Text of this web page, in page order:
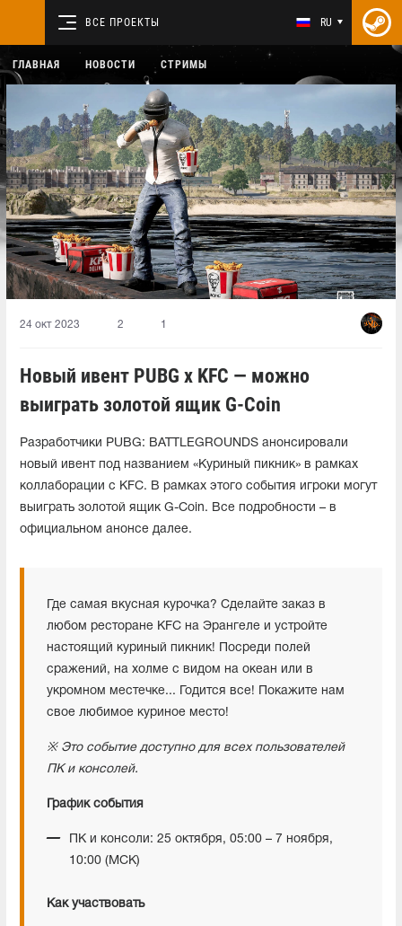
ВСЕ ПРОЕКТЫ RU
ГЛАВНАЯ НОВОСТИ СТРИМЫ
24 окт 2023 2 1
Новый ивент PUBG x KFC — можно
выиграть золотой ящик G-Coin
Разработчики PUBG: BATTLEGROUNDS анонсировали
новый ивент под названием «Куриный пикник» в рамках
коллаборации с KFC. В рамках этого события игроки могут
выиграть золотой ящик G-Coin. Все подробности – в
официальном анонсе далее.
Где самая вкусная курочка? Сделайте заказ в
любом ресторане KFC на Эрангеле и устройте
настоящий куриный пикник! Посреди полей
сражений, на холме с видом на океан или в
укромном местечке... Годится все! Покажите нам
свое любимое куриное место!
※ Это событие доступно для всех пользователей
ПК и консолей.
График события
ПК и консоли: 25 октября, 05:00 – 7 ноября,
10:00 (МСК)
Как участвовать